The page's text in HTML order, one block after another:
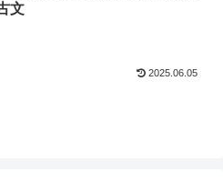
文
2025.06.05